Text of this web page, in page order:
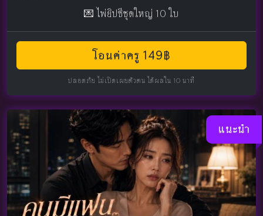
💌 ไพ่ยิปซีชุดใหญ่ 10 ใบ
โอนค่าครู 149฿
ปลอดภัย ไม่เปิดเผยตัวตน ได้ผลใน 10 นาที
แนะนำ